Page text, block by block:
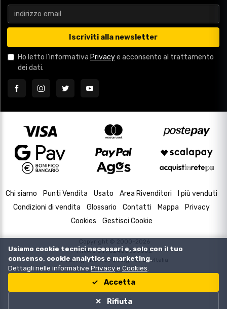
Iscriviti alla newsletter
Ho letto l'informativa Privacye acconsento al trattamento
dei dati.
Chi siamo Punti Vendita Usato Area Rivenditori
I più venduti
Condizioni di vendita
Glossario Contatti Mappa
Privacy
Cookies
Gestisci Cookie
Copyright © 2000-2026
P.IVA e C.F. 02433630502
Housing and Web Design byDevItalia
Usiamo cookie tecnici necessari e, solo con il tuo
consenso, cookie analytics e marketing.
Dettagli nelle informative Privacye Cookies
Accetta
Rifiuta